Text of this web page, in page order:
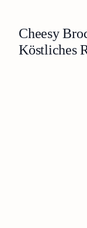
Cheesy
Köstliches